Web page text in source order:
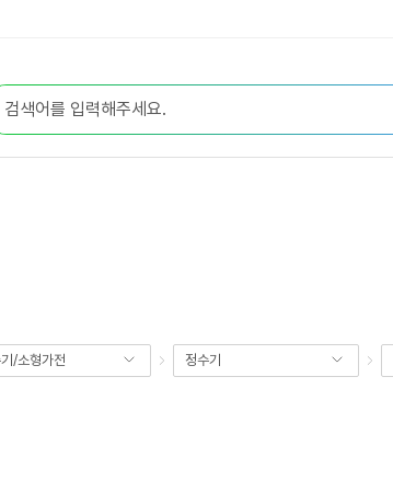
/소형가전 정수기